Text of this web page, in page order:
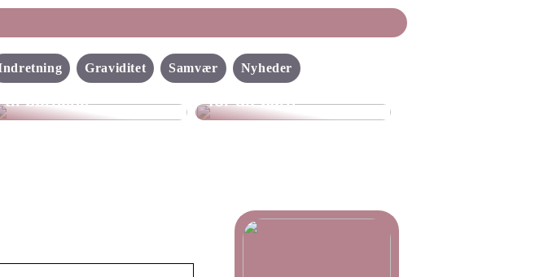
Graviditet Samvær Nyheder
Det hemmelige
univers i haven: Få
fingrene i et legehus
til børnene
Sådan gør du selv
flyverdragten bedre
for dit barn